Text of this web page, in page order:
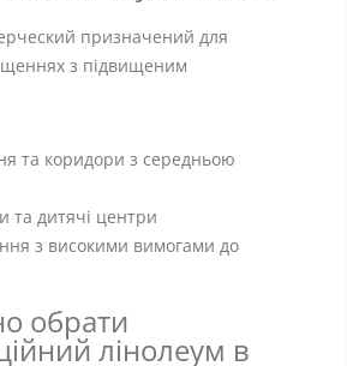
призначений для
з підвищеним
та коридори з середньою
та дитячі центри
з високими вимогами до
обрати
лінолеум в